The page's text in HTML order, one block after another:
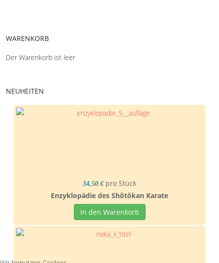
WARENKORB
Der Warenkorb ist leer
NEUHEITEN
34,50 € pro Stück
Enzyklopädie des Shôtôkan Karate
In den Warenkorb